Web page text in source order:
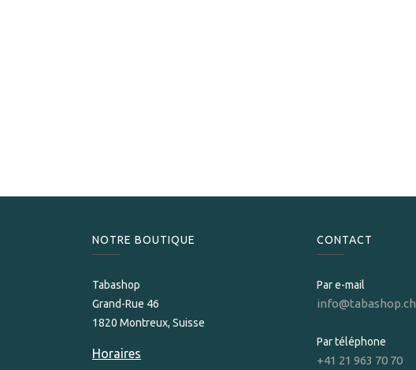
NOTRE BOUTIQUE
Tabashop
Grand-Rue 46
1820 Montreux, Suisse
Horaires
CONTACT
Par e-mail
info@tabashop.ch
Par téléphone
+41 21 963 70 70